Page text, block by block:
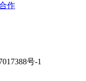
作
号-1